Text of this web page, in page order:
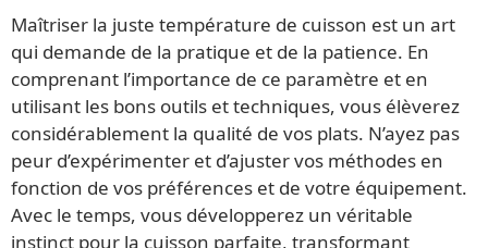
Maîtriser la juste température de cuisson est un art
qui demande de la pratique et de la patience. En
comprenant l’importance de ce paramètre et en
utilisant les bons outils et techniques, vous élèverez
considérablement la qualité de vos plats. N’ayez pas
peur d’expérimenter et d’ajuster vos méthodes en
fonction de vos préférences et de votre équipement.
Avec le temps, vous développerez un véritable
instinct pour la cuisson parfaite, transformant